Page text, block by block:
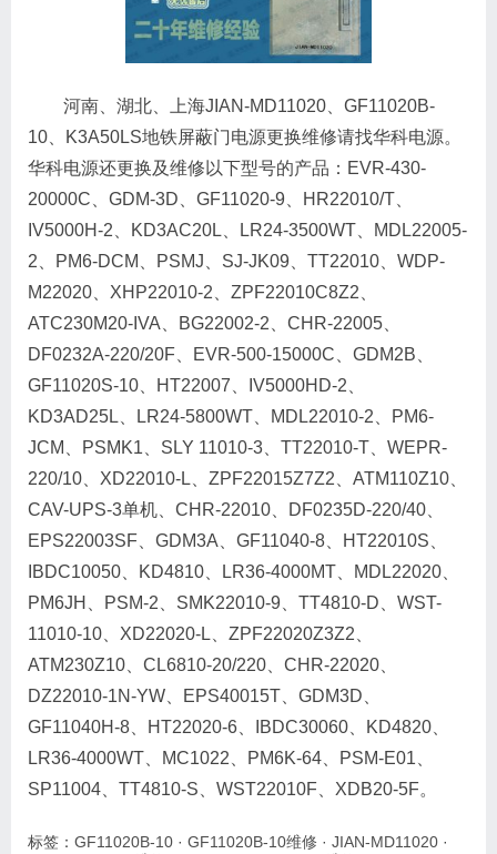
河南、湖北、上海JIAN-MD11020、GF11020B-
10、K3A50LS地铁屏蔽门电源更换维修请找华科电源。
华科电源还更换及维修以下型号的产品：EVR-430-
20000C、GDM-3D、GF11020-9、HR22010/T、
IV5000H-2、KD3AC20L、LR24-3500WT、MDL22005-
2、PM6-DCM、PSMJ、SJ-JK09、TT22010、WDP-
M22020、XHP22010-2、ZPF22010C8Z2、
ATC230M20-IVA、BG22002-2、CHR-22005、
DF0232A-220/20F、EVR-500-15000C、GDM2B、
GF11020S-10、HT22007、IV5000HD-2、
KD3AD25L、LR24-5800WT、MDL22010-2、PM6-
JCM、PSMK1、SLY 11010-3、TT22010-T、WEPR-
220/10、XD22010-L、ZPF22015Z7Z2、ATM110Z10、
CAV-UPS-3单机、CHR-22010、DF0235D-220/40、
EPS22003SF、GDM3A、GF11040-8、HT22010S、
IBDC10050、KD4810、LR36-4000MT、MDL22020、
PM6JH、PSM-2、SMK22010-9、TT4810-D、WST-
11010-10、XD22020-L、ZPF22020Z3Z2、
ATM230Z10、CL6810-20/220、CHR-22020、
DZ22010-1N-YW、EPS40015T、GDM3D、
GF11040H-8、HT22020-6、IBDC30060、KD4820、
LR36-4000WT、MC1022、PM6K-64、PSM-E01、
SP11004、TT4810-S、WST22010F、XDB20-5F。
标签： GF11020B-10 · GF11020B-10维修 · JIAN-MD11020 ·